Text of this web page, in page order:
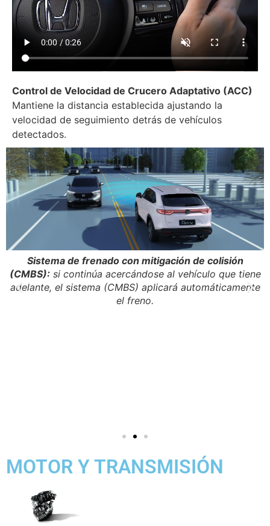
Control de Velocidad de Crucero Adaptativo (ACC)
Mantiene la distancia establecida ajustando la
velocidad de seguimiento detrás de vehículos
detectados.
Sistema de frenado con mitigación de colisión
(CMBS):si continúa acercándose al vehículo que tiene
adelante, el sistema (CMBS) aplicará automáticamente
el freno.
MOTOR Y TRANSMISIÓN